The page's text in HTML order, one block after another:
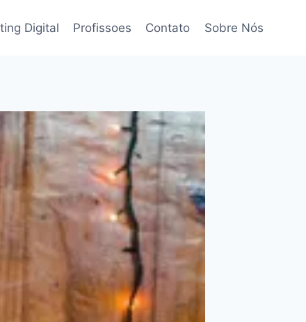
Digital Profissoes Contato Sobre Nós